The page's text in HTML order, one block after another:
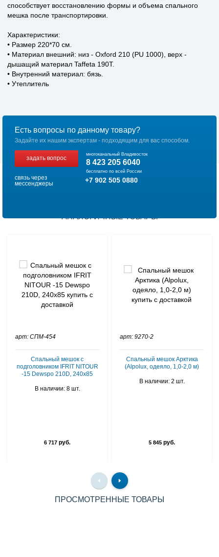
способствует восстановлению формы и объема спального
мешка после транспортировки.
Характеристики:
• Размер 220*70 см.
• Материал внешний: низ - Oxford 210 (PU 1000), верх -
дышащий материал Taffeta 190T.
• Внутренний материал: бязь.
• Утеплитель
Есть вопросы по данному товару?
Задайте их нашим экспертам - подходящим для вас способом.
задать вопрос
многоканальный Владивосток
8 423 205 6040
бесплатно по всей России
связь через
мессенджеры
+7 902 505 0880
АНАЛОГИЧНЫЕ ТОВАРЫ
арт: СПМ-454
Спальный мешок с
подголовником IFRIT NITOUR
-15 Dewspo 210D, 240х85
В наличии: 8 шт.
6 717 руб.
арт: 9270-2
Спальный мешок Арктика
(Alpolux, одеяло, 1,0-2,0 м)
В наличии: 2 шт.
5 845 руб.
ПРОСМОТРЕННЫЕ ТОВАРЫ